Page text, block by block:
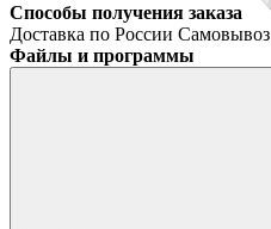
Способы получения заказа
Доставка по России Самовывоз
Файлы и программы